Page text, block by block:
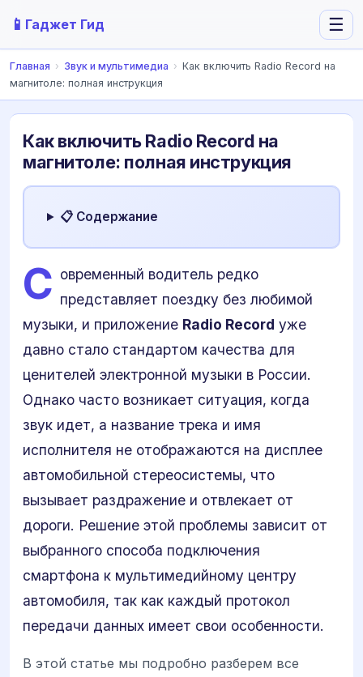
📱 Гаджет Гид ☰
Главная › Звук и мультимедиа › Как включить Radio Record на
магнитоле: полная инструкция
Как включить Radio Record на
магнитоле: полная инструкция
📋 Содержание
С овременный водитель редко
представляет поездку без любимой
музыки, и приложение Radio Record уже
давно стало стандартом качества для
ценителей электронной музыки в России.
Однако часто возникает ситуация, когда
звук идет, а название трека и имя
исполнителя не отображаются на дисплее
автомобильной стереосистемы, что
вызывает раздражение и отвлекает от
дороги. Решение этой проблемы зависит от
выбранного способа подключения
смартфона к мультимедийному центру
автомобиля, так как каждый протокол
передачи данных имеет свои особенности.
В этой статье мы подробно разберем все